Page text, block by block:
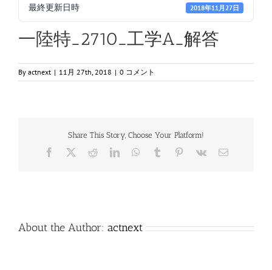
最終更新日時 2018年11月27日
一陸特_2710_工学A_解答
By actnext | 11月 27th, 2018 | 0 コメント
Share This Story, Choose Your Platform!
Facebook RedditLinkedInWhatsApp
Tumblr Pinterest
Vk
電
About the Author: actnext